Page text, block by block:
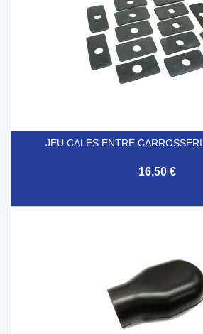
JEU CALES ENTRE
16,50 €